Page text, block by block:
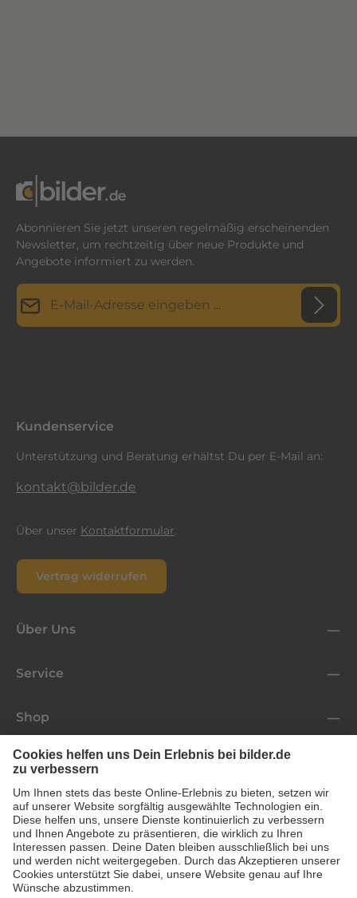
Abonnieren Sie jetzt unseren regelmäßig erscheinenden
Newsletter, um rechtzeitig über neue Produkte und
Angebote informiert zu werden.
E-Mail-Adresse*
Kundenservice
Unterstützung und Beratung erhältst Du per E-Mail an:
kontakt@bilder.de
Über unser Kontaktformular.
Vertrag widerrufen
Über Uns
Service
Shop
Folge uns